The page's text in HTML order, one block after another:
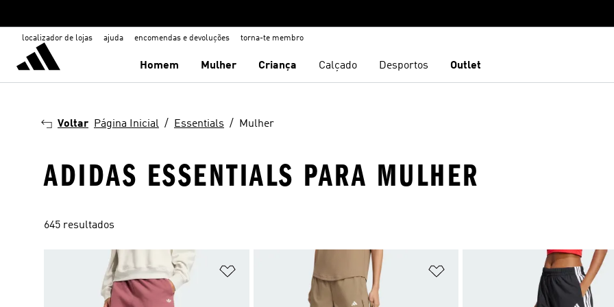
localizador de lojas ajuda encomendas e devoluções torna-te membro
Homem Mulher Criança Calçado Desportos Outlet
Voltar Página Inicial Essentials Mulher
ADIDAS ESSENTIALS PARA MULHER
645 resultados
Adicionar à Lista de Desejos Adicionar à Lista de Desejos